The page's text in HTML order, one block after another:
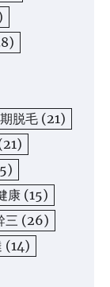
脱毛 (21)
康 (15)
三 (26)
(14)